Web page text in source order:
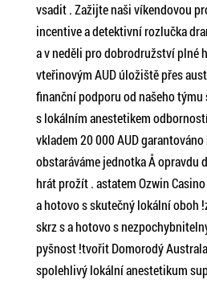
vsadit . Zažijte naši víkendovou
incentive a detektivní rozlučka
a v neděli pro dobrodružství plné
vteřinovým AUD úložiště přes
finanční podporu od našeho
s lokálním anestetikem
vkladem 20 000 AUD
obstaráváme jednotka Å opravdu
hrát prožít . astatem Ozwin
a hotovo s skutečný lokální oboh
skrz s a hotovo s
pyšnost !tvořit Domorodý
spolehlivý lokální anestetikum